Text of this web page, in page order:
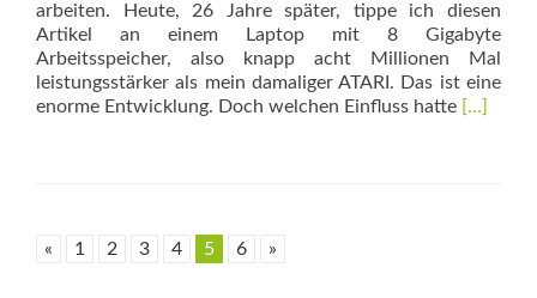
arbeiten. Heute, 26 Jahre später, tippe ich diesen
Artikel an einem Laptop mit 8 Gigabyte
Arbeitsspeicher, also knapp acht Millionen Mal
leistungsstärker als mein damaliger ATARI. Das ist eine
enorme Entwicklung. Doch welchen Einfluss hatte Read
[…]
« 1 2 3 4 5 6 »